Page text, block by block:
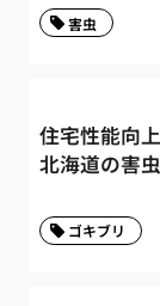
害虫
住宅性能向
北海道の害
ゴキブリ